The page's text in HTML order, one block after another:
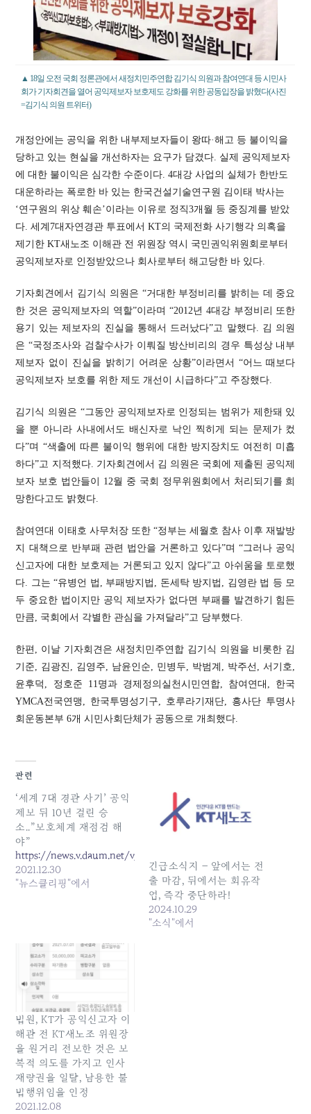
▲ 18일 오전 국회 정론관에서 새정치민주연합 김기식 의원과 참여연대 등 시민사
회가 기자회견을 열어 공익제보자 보호제도 강화를 위한 공동입장을 밝혔다(사진
=김기식 의원 트위터)
개정안에는 공익을 위한 내부제보자들이 왕따·해고 등 불이익을
당하고 있는 현실을 개선하자는 요구가 담겼다. 실제 공익제보자
에 대한 불이익은 심각한 수준이다. 4대강 사업의 실체가 한반도
대운하라는 폭로한 바 있는 한국건설기술연구원 김이태 박사는
‘연구원의 위상 훼손’이라는 이유로 정직3개월 등 중징계를 받았
다. 세계7대자연경관 투표에서 KT의 국제전화 사기행각 의혹을
제기한 KT새노조 이해관 전 위원장 역시 국민권익위원회로부터
공익제보자로 인정받았으나 회사로부터 해고당한 바 있다.
기자회견에서 김기식 의원은 “거대한 부정비리를 밝히는 데 중요
한 것은 공익제보자의 역할”이라며 “2012년 4대강 부정비리 또한
용기 있는 제보자의 진실을 통해서 드러났다”고 말했다. 김 의원
은 “국정조사와 검찰수사가 이뤄질 방산비리의 경우 특성상 내부
제보자 없이 진실을 밝히기 어려운 상황”이라면서 “어느 때보다
공익제보자 보호를 위한 제도 개선이 시급하다”고 주장했다.
김기식 의원은 “그동안 공익제보자로 인정되는 범위가 제한돼 있
을 뿐 아니라 사내에서도 배신자로 낙인 찍히게 되는 문제가 컸
다”며 “색출에 따른 불이익 행위에 대한 방지장치도 여전히 미흡
하다”고 지적했다. 기자회견에서 김 의원은 국회에 제출된 공익제
보자 보호 법안들이 12월 중 국회 정무위원회에서 처리되기를 희
망한다고도 밝혔다.
참여연대 이태호 사무처장 또한 “정부는 세월호 참사 이후 재발방
지 대책으로 반부패 관련 법안을 거론하고 있다”며 “그러나 공익
신고자에 대한 보호제는 거론되고 있지 않다”고 아쉬움을 토로했
다. 그는 “유병언 법, 부패방지법, 돈세탁 방지법, 김영란 법 등 모
두 중요한 법이지만 공익 제보자가 없다면 부패를 발견하기 힘든
만큼, 국회에서 각별한 관심을 가져달라”고 당부했다.
한편, 이날 기자회견은 새정치민주연합 김기식 의원을 비롯한 김
기준, 김광진, 김영주, 남윤인순, 민병두, 박범계, 박주선, 서기호,
윤후덕, 정호준 11명과 경제정의실천시민연합, 참여연대, 한국
YMCA전국연맹, 한국투명성기구, 호루라기재단, 흥사단 투명사
회운동본부 6개 시민사회단체가 공동으로 개최했다.
관련
‘세계 7대 경관 사기’ 공익
제보 뒤 10년 걸린 승
소..”보호체계 재점검 해
야”
https://news.v.daum.net/v/20211230060302670
2021.12.30
"뉴스클리핑"에서
긴급소식지 – 앞에서는 전
출 마감, 뒤에서는 회유작
업, 즉각 중단하라!
2024.10.29
"소식"에서
법원, KT가 공익신고자 이
해관 전 KT새노조 위원장
을 원거리 전보한 것은 보
복적 의도를 가지고 인사
재량권을 일탈, 남용한 불
법행위임을 인정
2021.12.08